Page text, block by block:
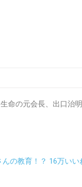
命の元会長、出口治
の教育！？ 16万い